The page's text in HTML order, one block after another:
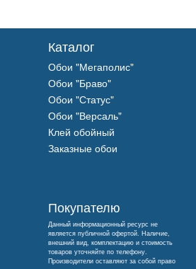
Каталог
Обои "Мегаполис"
Обои "Браво"
Обои "Статус"
Обои "Версаль"
Клей обойный
Заказные обои
Покупателю
Данный информационный ресурс не
является публичной офертой. Наличие,
внешний вид, комплектацию и стоимость
товаров уточняйте по телефону.
Производители оставляют за собой право